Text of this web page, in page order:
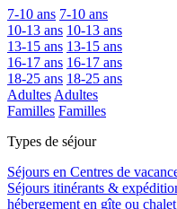
7-10 ans 7-10 ans
10-13 ans 10-13 ans
13-15 ans 13-15 ans
16-17 ans 16-17 ans
18-25 ans 18-25 ans
Adultes Adultes
Familles Familles
Types de séjour
Séjours en Centres de
Séjours itinérants &
hébergement en gîte ou chalet